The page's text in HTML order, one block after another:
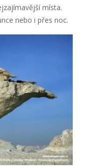
místa.
nebo i přes noc.